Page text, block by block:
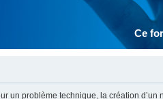
Ce
un problème technique, la création